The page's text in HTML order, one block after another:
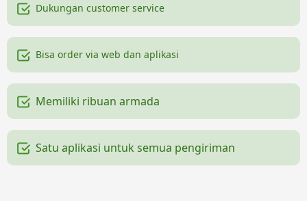
Dukungan customer service
Bisa order via web dan aplikasi
Memiliki ribuan armada
Satu aplikasi untuk semua pengiriman